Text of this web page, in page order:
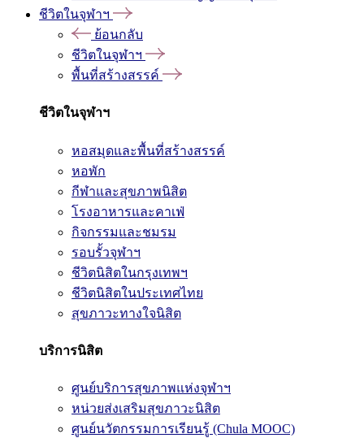
ชีวิตในจุฬาฯ
ย้อนกลับ
ชีวิตในจุฬาฯ
พื้นที่สร้างสรรค์
ชีวิตในจุฬาฯ
หอสมุดและพื้นที่สร้างสรรค์
หอพัก
กีฬาและสุขภาพนิสิต
โรงอาหารและคาเฟ่
กิจกรรมและชมรม
รอบรั้วจุฬาฯ
ชีวิตนิสิตในกรุงเทพฯ
ชีวิตนิสิตในประเทศไทย
สุขภาวะทางใจนิสิต
บริการนิสิต
ศูนย์บริการสุขภาพแห่งจุฬาฯ
หน่วยส่งเสริมสุขภาวะนิสิต
ศูนย์นวัตกรรมการเรียนรู้ (Chula MOOC)